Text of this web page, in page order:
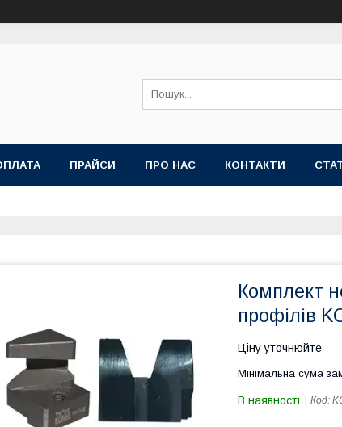
ПРАЙСИ ПРО НАС КОНТАКТИ
Комплект
профілів
Ціну уточнюйте
Мінімальна сума
В наявності Код: